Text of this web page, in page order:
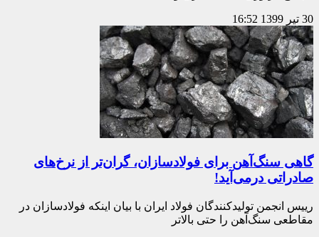
30 تیر 1399 16:52
گاهی سنگ‌آهن برای فولادسازان، گران‌تر از نرخ‌های
صادراتی درمی‌آید!
رییس انجمن تولیدکنندگان فولاد ایران با بیان اینکه فولادسازان در
مقاطعی سنگ‌آهن را حتی بالاتر